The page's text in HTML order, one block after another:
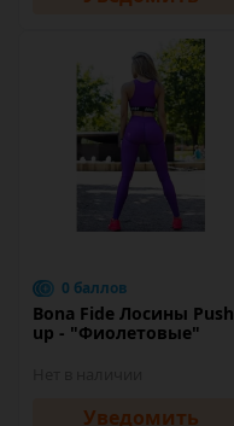
0 баллов
Bona Fide Лосины Push
up - "Фиолетовые"
Уведомить